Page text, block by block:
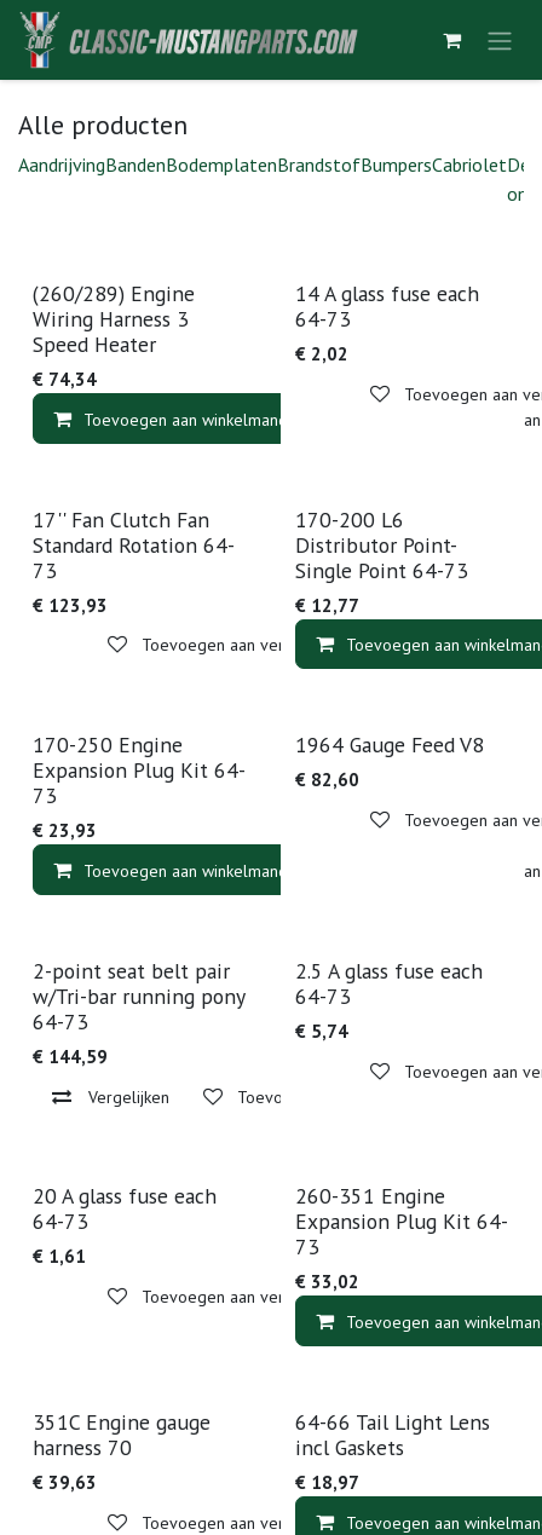
Overslaan naar inhoud
Alle producten
AandrijvingBandenBodemplatenBrandstofBumpersCabriolet
(260/289) Engine
Wiring Harness 3
Speed Heater
€ 74,34
Toevoegen aan winkelmandje Toevoegen
14 A glass fuse each
64-73
€ 2,02
Toevoegen aan
17'' Fan Clutch Fan
Standard Rotation 64-
73
€ 123,93
Toevoegen aan verlanglijst
170-200 L6
Distributor Point-
Single Point 64-73
€ 12,77
Toevoegen aan
170-250 Engine
Expansion Plug Kit 64-
73
€ 23,93
Toevoegen aan winkelmandje Toevoegen
1964 Gauge Feed V8
€ 82,60
Toevoegen aan
2-point seat belt pair
w/Tri-bar running pony
64-73
€ 144,59
Vergelijken Toevoegen aan verlanglijst
2.5 A glass fuse each
64-73
€ 5,74
Toevoegen aan
20 A glass fuse each
64-73
€ 1,61
Toevoegen aan verlanglijst
260-351 Engine
Expansion Plug Kit 64-
73
€ 33,02
Toevoegen aan
351C Engine gauge
harness 70
€ 39,63
Toevoegen aan verlanglijst
64-66 Tail Light Lens
incl Gaskets
€ 18,97
Toevoegen aan